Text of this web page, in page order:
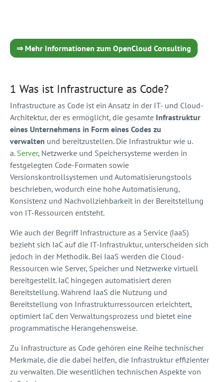
⇒ Mehr Informationen zum OpenCloud Consulting
1 Was ist Infrastructure as Code?
Infrastructure as Code ist ein Ansatz in der IT- und Cloud-
Architektur, der es ermöglicht, die gesamte Infrastruktur
eines Unternehmens in Form eines Codes zu
verwalten und bereitzustellen. Die Infrastruktur wie u.
a. Server, Netzwerke und Speichersysteme werden in
festgelegten Code-Formaten sowie
Versionskontrollsystemen und Automatisierungstools
beschrieben, wodurch eine hohe Automatisierung,
Konsistenz und Nachvollziehbarkeit in der Bereitstellung
von IT-Ressourcen entsteht.
Wie auch der Begriff Infrastructure as a Service (IaaS)
bezieht sich IaC auf die IT-Infrastruktur, unterscheiden sich
jedoch in der Methodik. Bei IaaS werden die Cloud-
Ressourcen wie Server, Speicher und Netzwerke virtuell
bereitgestellt. IaC hingegen automatisiert deren
Bereitstellung. Während IaaS die Nutzung und
Bereitstellung von Infrastrukturressourcen erleichtert,
optimiert IaC den Verwaltungsprozess und bietet eine
programmatische Herangehensweise.
Zu Infrastructure as Code gehören eine Reihe technischer
Merkmale, die die dabei helfen, die Infrastruktur effizienter
zu verwalten. Die wesentlichen technischen Aspekte von